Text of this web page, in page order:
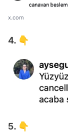
x.com
4. 👇
5. 👇